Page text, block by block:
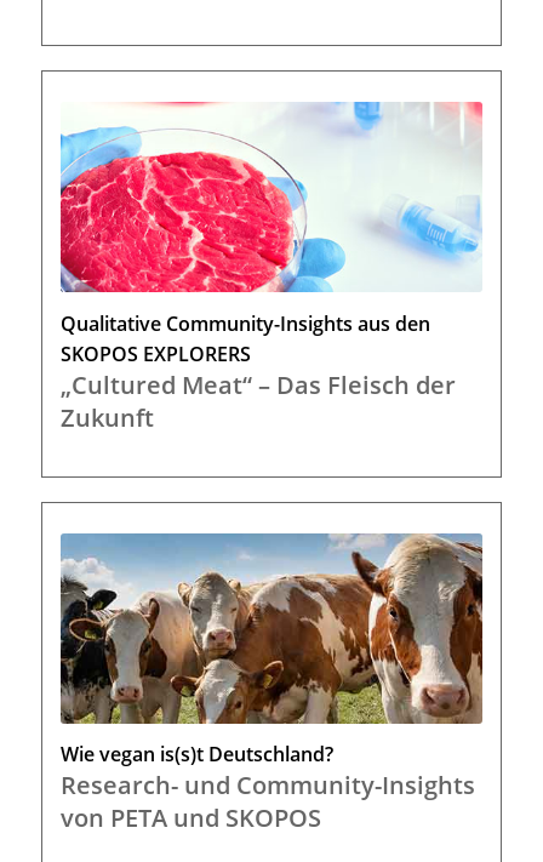
Qualitative Community-Insights aus den
SKOPOS EXPLORERS
„Cultured Meat“ – Das Fleisch der
Zukunft
Wie vegan is(s)t Deutschland?
Research- und Community-Insights
von PETA und SKOPOS